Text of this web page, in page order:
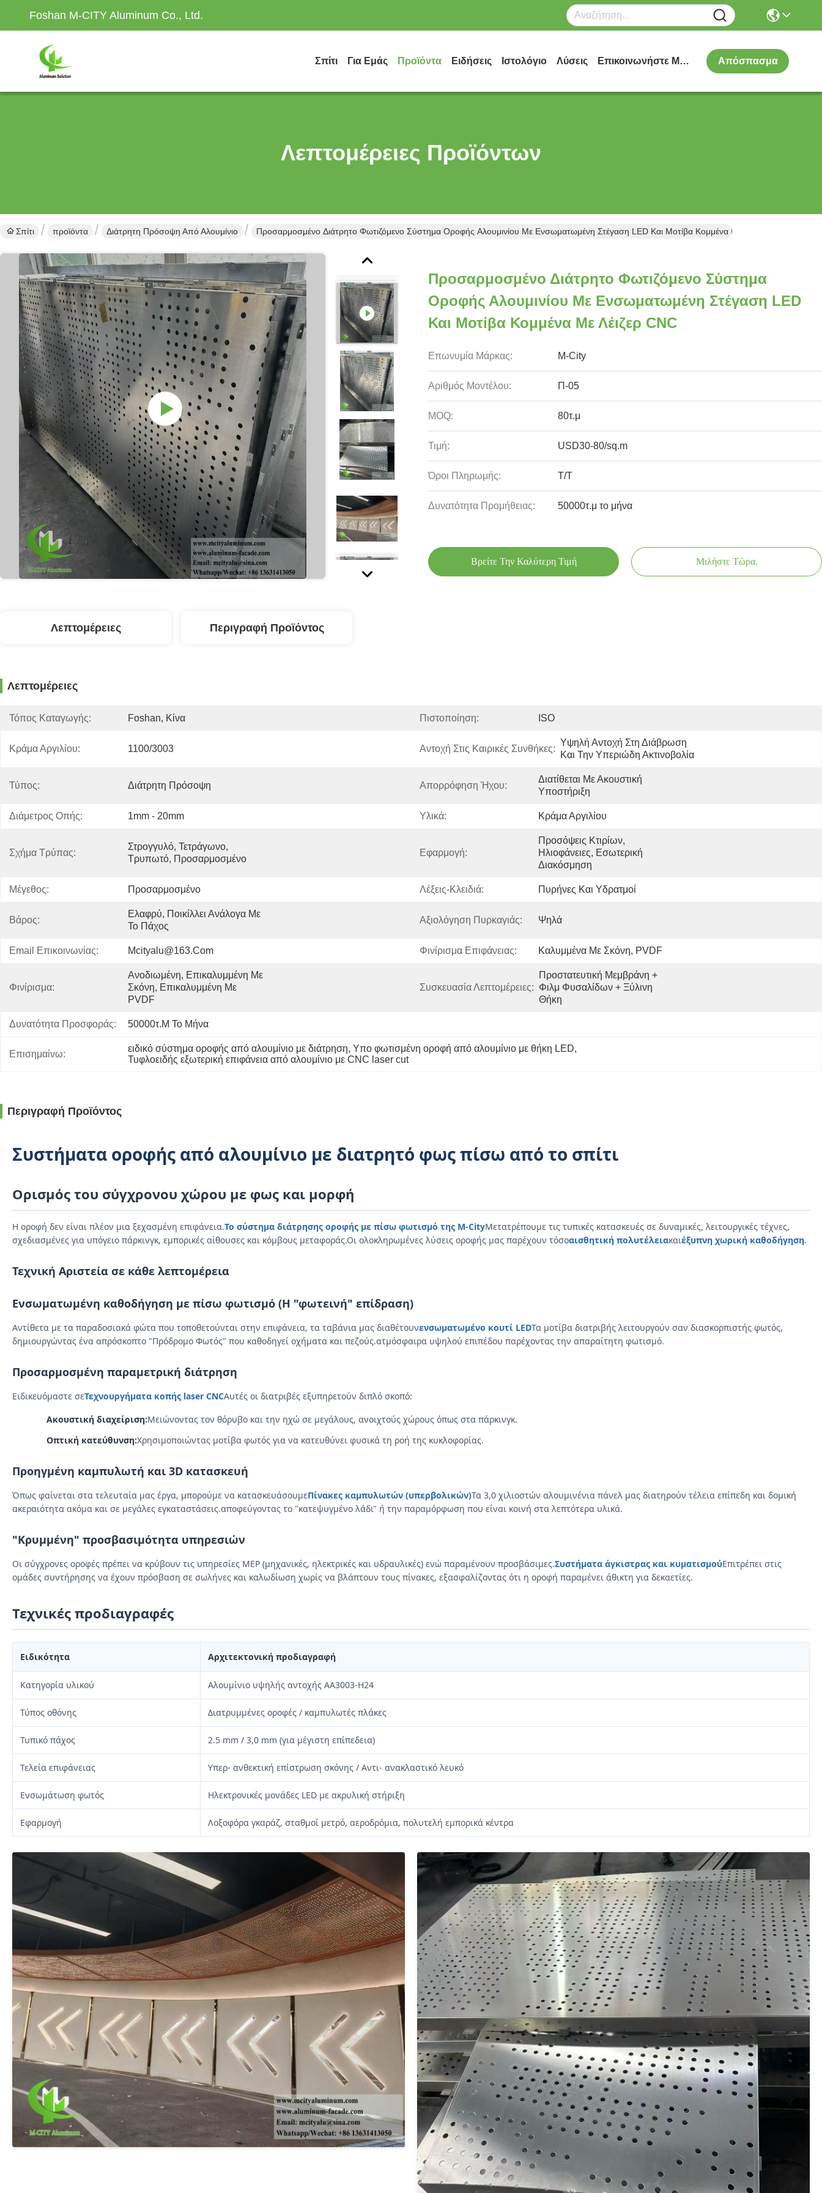
Foshan M-CITY Aluminum Co., Ltd.
Σπίτι Για Εμάς Προϊόντα Ειδήσεις Ιστολόγιο Λύσεις Επικοινωνήστε Μαζί Μας Απόσπασμα
Λεπτομέρειες Προϊόντων
Σπίτι προϊόντα Διάτρητη Πρόσοψη Από Αλουμίνιο Προσαρμοσμένο Διάτρητο Φωτιζόμενο Σύστημα Οροφής Αλουμινίου Με Ενσωματωμένη Στέγαση LED Και Μοτίβα Κομμένα Με Λέιζερ CNC
Προσαρμοσμένο Διάτρητο Φωτιζόμενο Σύστημα
Οροφής Αλουμινίου Με Ενσωματωμένη Στέγαση LED
Και Μοτίβα Κομμένα Με Λέιζερ CNC
Επωνυμία Μάρκας: M-City
Αριθμός Μοντέλου: Π-05
MOQ: 80τ.μ
Τιμή: USD30-80/sq.m
Όροι Πληρωμής: T/T
Δυνατότητα Προμήθειας: 50000τ.μ το μήνα
Βρείτε Την Καλύτερη Τιμή Μιλήστε Τώρα.
Λεπτομέρειες Περιγραφή Προϊόντος
Λεπτομέρειες
Τόπος Καταγωγής: Foshan, Κίνα Πιστοποίηση: ISO
Κράμα Αργιλίου: 1100/3003 Αντοχή Στις Καιρικές Συνθήκες:
Υψηλή Αντοχή Στη Διάβρωση
Και Την Υπεριώδη Ακτινοβολία
Τύπος: Διάτρητη Πρόσοψη Απορρόφηση Ήχου:
Διατίθεται Με Ακουστική
Υποστήριξη
Διάμετρος Οπής: 1mm - 20mm Υλικά: Κράμα Αργιλίου
Σχήμα Τρύπας:
Στρογγυλό, Τετράγωνο,
Τρυπωτό, Προσαρμοσμένο
Εφαρμογή:
Προσόψεις Κτιρίων,
Ηλιοφάνειες, Εσωτερική
Διακόσμηση
Μέγεθος: Προσαρμοσμένο Λέξεις-Κλειδιά: Πυρήνες Και Υδρατμοί
Βάρος:
Ελαφρύ, Ποικίλλει Ανάλογα Με
Το Πάχος
Αξιολόγηση Πυρκαγιάς: Ψηλά
Email Επικοινωνίας: Mcityalu@163.com Φινίρισμα Επιφάνειας: Καλυμμένα Με Σκόνη, PVDF
Φινίρισμα:
Ανοδιωμένη, Επικαλυμμένη Με
Σκόνη, Επικαλυμμένη Με
PVDF
Συσκευασία Λεπτομέρειες:
Προστατευτική Μεμβράνη +
Φιλμ Φυσαλίδων + Ξύλινη
Θήκη
Δυνατότητα Προσφοράς: 50000τ.μ Το Μήνα
Επισημαίνω:
ειδικό σύστημα οροφής από αλουμίνιο με διάτρηση, Υπο φωτισμένη οροφή από αλουμίνιο με θήκη LED,
Τυφλοειδής εξωτερική επιφάνεια από αλουμίνιο με CNC laser cut
Περιγραφή Προϊόντος
Συστήματα οροφής από αλουμίνιο με διατρητό φως πίσω από το σπίτι
Ορισμός του σύγχρονου χώρου με φως και μορφή
Η οροφή δεν είναι πλέον μια ξεχασμένη επιφάνεια.Το σύστημα διάτρησης οροφής με πίσω φωτισμό της M-CityΜετατρέπουμε τις τυπικές κατασκευές σε δυναμικές, λειτουργικές τέχνες,
σχεδιασμένες για υπόγειο πάρκινγκ, εμπορικές αίθουσες και κόμβους μεταφοράς.Οι ολοκληρωμένες λύσεις οροφής μας παρέχουν τόσοαισθητική πολυτέλειακαιέξυπνη χωρική καθοδήγηση.
Τεχνική Αριστεία σε κάθε λεπτομέρεια
Ενσωματωμένη καθοδήγηση με πίσω φωτισμό (Η "φωτεινή" επίδραση)
Αντίθετα με τα παραδοσιακά φώτα που τοποθετούνται στην επιφάνεια, τα ταβάνια μας διαθέτουνενσωματωμένο κουτί LEDΤα μοτίβα διατριβής λειτουργούν σαν διασκορπιστής φωτός,
δημιουργώντας ένα απρόσκοπτο "Πρόδρομο Φωτός" που καθοδηγεί οχήματα και πεζούς.ατμόσφαιρα υψηλού επιπέδου παρέχοντας την απαραίτητη φωτισμό.
Προσαρμοσμένη παραμετρική διάτρηση
Ειδικευόμαστε σεΤεχνουργήματα κοπής laser CNCΑυτές οι διατριβές εξυπηρετούν διπλό σκοπό:
Ακουστική διαχείριση:Μειώνοντας τον θόρυβο και την ηχώ σε μεγάλους, ανοιχτούς χώρους όπως στα πάρκινγκ.
Οπτική κατεύθυνση:Χρησιμοποιώντας μοτίβα φωτός για να κατευθύνει φυσικά τη ροή της κυκλοφορίας.
Προηγμένη καμπυλωτή και 3D κατασκευή
Όπως φαίνεται στα τελευταία μας έργα, μπορούμε να κατασκευάσουμεΠίνακες καμπυλωτών (υπερβολικών)Τα 3,0 χιλιοστών αλουμινένια πάνελ μας διατηρούν τέλεια επίπεδη και δομική
ακεραιότητα ακόμα και σε μεγάλες εγκαταστάσεις.αποφεύγοντας το "κατεψυγμένο λάδι" ή την παραμόρφωση που είναι κοινή στα λεπτότερα υλικά.
"Κρυμμένη" προσβασιμότητα υπηρεσιών
Οι σύγχρονες οροφές πρέπει να κρύβουν τις υπηρεσίες MEP (μηχανικές, ηλεκτρικές και υδραυλικές) ενώ παραμένουν προσβάσιμες.Συστήματα άγκιστρας και κυματισμούΕπιτρέπει στις
ομάδες συντήρησης να έχουν πρόσβαση σε σωλήνες και καλωδίωση χωρίς να βλάπτουν τους πίνακες, εξασφαλίζοντας ότι η οροφή παραμένει άθικτη για δεκαετίες.
Τεχνικές προδιαγραφές
Ειδικότητα Αρχιτεκτονική προδιαγραφή
Κατηγορία υλικού Αλουμίνιο υψηλής αντοχής AA3003-H24
Τύπος οθόνης Διατρυμμένες οροφές / καμπυλωτές πλάκες
Τυπικό πάχος 2.5 mm / 3,0 mm (για μέγιστη επίπεδεια)
Τελεία επιφάνειας Υπερ- ανθεκτική επίστρωση σκόνης / Αντι- ανακλαστικό λευκό
Ενσωμάτωση φωτός Ηλεκτρονικές μονάδες LED με ακρυλική στήριξη
Εφαρμογή Λοξοφόρα γκαράζ, σταθμοί μετρό, αεροδρόμια, πολυτελή εμπορικά κέντρα